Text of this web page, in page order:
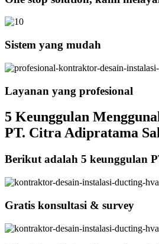
Sistem yang mudah
Layanan yang profesional
5 Keunggulan
PT. Citra Adipratama
Berikut adalah 5 keunggulan
Gratis konsultasi & survey